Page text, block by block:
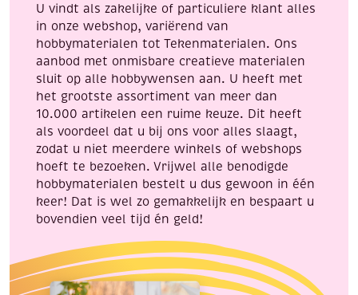
U vindt als zakelijke of particuliere klant alles
in onze webshop, variërend van
hobbymaterialen tot Tekenmaterialen. Ons
aanbod met onmisbare creatieve materialen
sluit op alle hobbywensen aan. U heeft met
het grootste assortiment van meer dan
10.000 artikelen een ruime keuze. Dit heeft
als voordeel dat u bij ons voor alles slaagt,
zodat u niet meerdere winkels of webshops
hoeft te bezoeken. Vrijwel alle benodigde
hobbymaterialen bestelt u dus gewoon in één
keer! Dat is wel zo gemakkelijk en bespaart u
bovendien veel tijd én geld!